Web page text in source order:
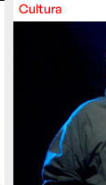
Cultura